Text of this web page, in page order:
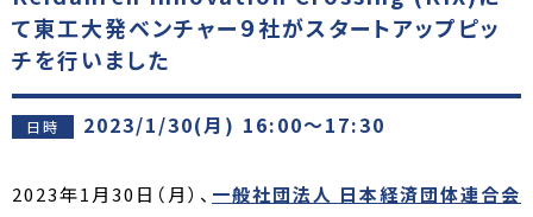
て東工大発ベンチャー９社がスタートアップピッ
チを行いました
日時 2023/1/30(月) 16:00～17:30
2023年1月30日（月）、 一般社団法人 日本経済団体連合会